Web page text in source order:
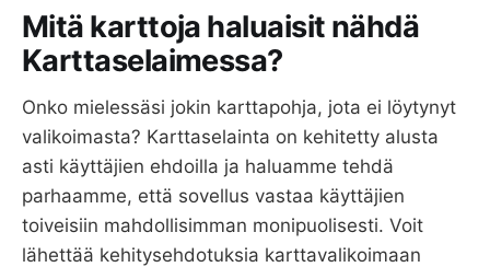
Mitä karttoja haluaisit nähdä
Karttaselaimessa?
Onko mielessäsi jokin karttapohja, jota ei löytynyt
valikoimasta? Karttaselainta on kehitetty alusta
asti käyttäjien ehdoilla ja haluamme tehdä
parhaamme, että sovellus vastaa käyttäjien
toiveisiin mahdollisimman monipuolisesti. Voit
lähettää kehitysehdotuksia karttavalikoimaan